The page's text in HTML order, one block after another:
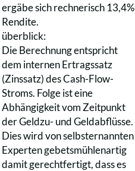
ergäbe sich rechnerisch 13,4%
Rendite.
überblick:
Die Berechnung entspricht
dem internen Ertragssatz
(Zinssatz) des Cash-Flow-
Stroms. Folge ist eine
Abhängigkeit vom Zeitpunkt
der Geldzu- und Geldabflüsse.
Dies wird von selbsternannten
Experten gebetsmühlenartig
damit gerechtfertigt, dass es